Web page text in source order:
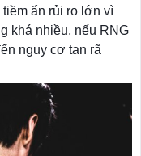
tiềm ẩn rủi ro lớn vì
khá nhiều, nếu RNG
nguy cơ tan rã